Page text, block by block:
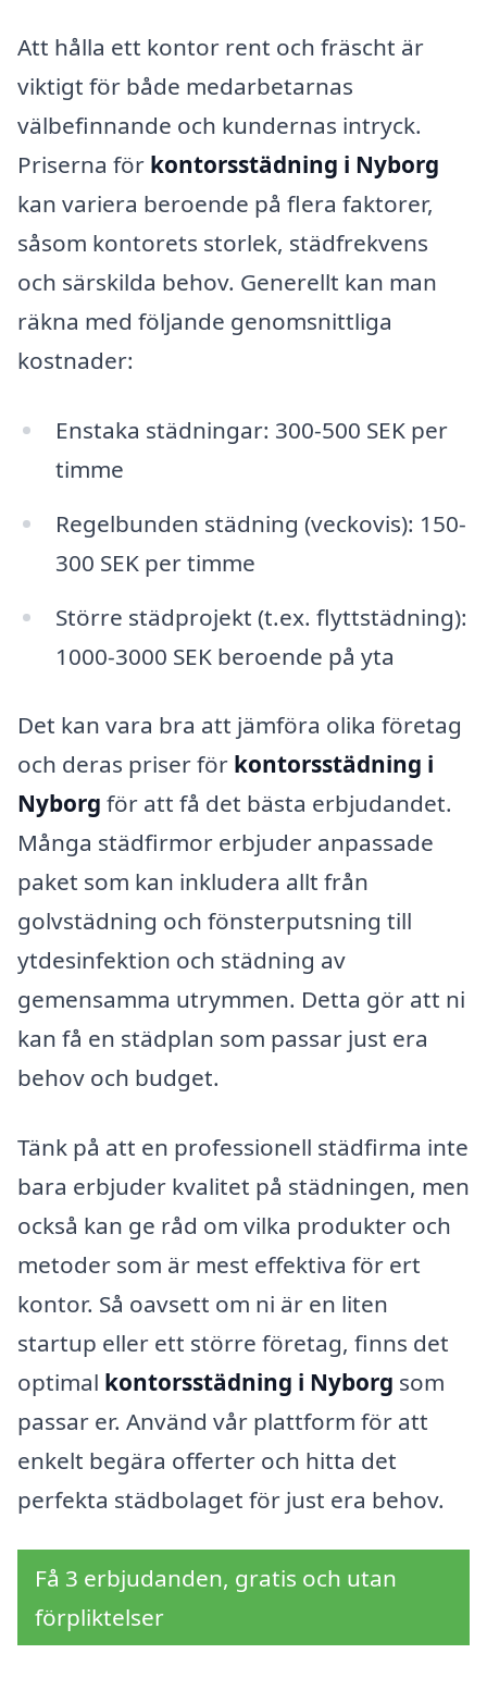
Att hålla ett kontor rent och fräscht är
viktigt för både medarbetarnas
välbefinnande och kundernas intryck.
Priserna för kontorsstädning i Nyborg
kan variera beroende på flera faktorer,
såsom kontorets storlek, städfrekvens
och särskilda behov. Generellt kan man
räkna med följande genomsnittliga
kostnader:
Enstaka städningar: 300-500 SEK per
timme
Regelbunden städning (veckovis): 150-
300 SEK per timme
Större städprojekt (t.ex. flyttstädning):
1000-3000 SEK beroende på yta
Det kan vara bra att jämföra olika företag
och deras priser för kontorsstädning i
Nyborg för att få det bästa erbjudandet.
Många städfirmor erbjuder anpassade
paket som kan inkludera allt från
golvstädning och fönsterputsning till
ytdesinfektion och städning av
gemensamma utrymmen. Detta gör att ni
kan få en städplan som passar just era
behov och budget.
Tänk på att en professionell städfirma inte
bara erbjuder kvalitet på städningen, men
också kan ge råd om vilka produkter och
metoder som är mest effektiva för ert
kontor. Så oavsett om ni är en liten
startup eller ett större företag, finns det
optimal kontorsstädning i Nyborg som
passar er. Använd vår plattform för att
enkelt begära offerter och hitta det
perfekta städbolaget för just era behov.
Få 3 erbjudanden, gratis och utan
förpliktelser